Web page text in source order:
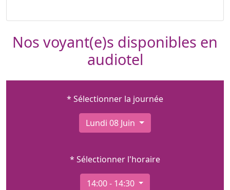
Nos voyant(e)s disponibles en
audiotel
* Sélectionner la journée
Lundi 08 Juin
* Sélectionner l'horaire
14:00 - 14:30